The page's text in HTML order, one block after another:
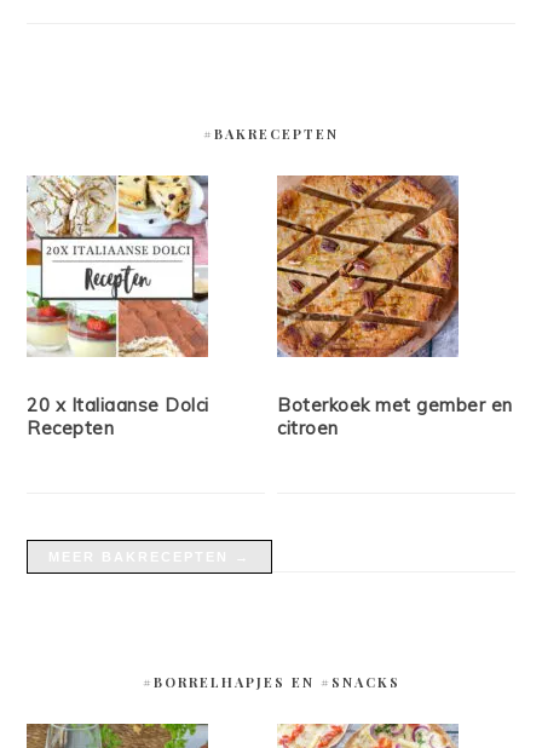
#BAKRECEPTEN
20 x Italiaanse Dolci
Recepten
Boterkoek met gember en
citroen
#BORRELHAPJES EN #SNACKS